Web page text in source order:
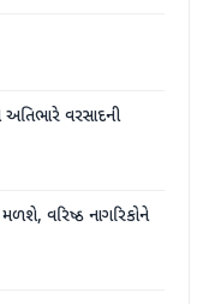
વરસાદની
વરિષ્ઠ નાગરિકોને